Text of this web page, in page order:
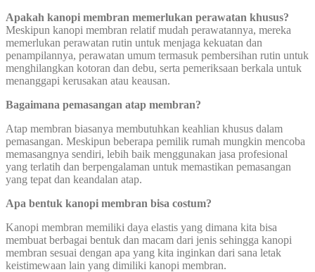
Apakah kanopi membran memerlukan perawatan khusus?
Meskipun kanopi membran relatif mudah perawatannya, mereka
memerlukan perawatan rutin untuk menjaga kekuatan dan
penampilannya, perawatan umum termasuk pembersihan rutin untuk
menghilangkan kotoran dan debu, serta pemeriksaan berkala untuk
menanggapi kerusakan atau keausan.
Bagaimana pemasangan atap membran?
Atap membran biasanya membutuhkan keahlian khusus dalam
pemasangan. Meskipun beberapa pemilik rumah mungkin mencoba
memasangnya sendiri, lebih baik menggunakan jasa profesional
yang terlatih dan berpengalaman untuk memastikan pemasangan
yang tepat dan keandalan atap.
Apa bentuk kanopi membran bisa costum?
Kanopi membran memiliki daya elastis yang dimana kita bisa
membuat berbagai bentuk dan macam dari jenis sehingga kanopi
membran sesuai dengan apa yang kita inginkan dari sana letak
keistimewaan lain yang dimiliki kanopi membran.